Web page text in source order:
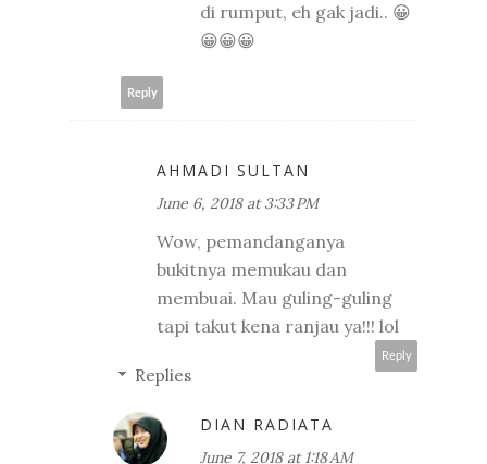
di rumput, eh gak jadi.. 😀
😀😀😀
Reply
AHMADI SULTAN
June 6, 2018 at 3:33 PM
Wow, pemandanganya
bukitnya memukau dan
membuai. Mau guling-guling
tapi takut kena ranjau ya!!! lol
Reply
Replies
DIAN RADIATA
June 7, 2018 at 1:18 AM